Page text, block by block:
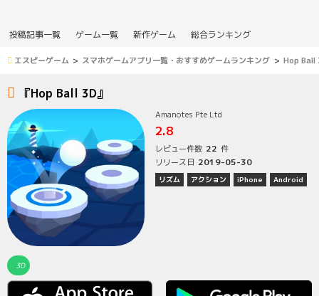
投稿記事一覧 ゲーム一覧 新作ゲーム 総合ランキング
エスピーゲーム スマホゲームアプリ一覧・おすすめゲームランキング Hop Ball
『Hop Ball 3D』
Amanotes Pte Ltd
2.8
レビュー件数 22 件
リリース日 2019-05-30
リズム アクション iPhone Android
3D